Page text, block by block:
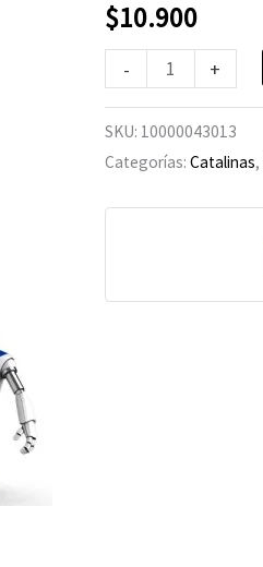
$10.900
-
39T
cantidad
+
SKU: 10000043013
Categorías: Catalinas,